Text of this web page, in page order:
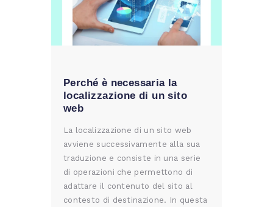
Perché è necessaria la
localizzazione di un sito
web
La localizzazione di un sito web
avviene successivamente alla sua
traduzione e consiste in una serie
di operazioni che permettono di
adattare il contenuto del sito al
contesto di destinazione. In questa